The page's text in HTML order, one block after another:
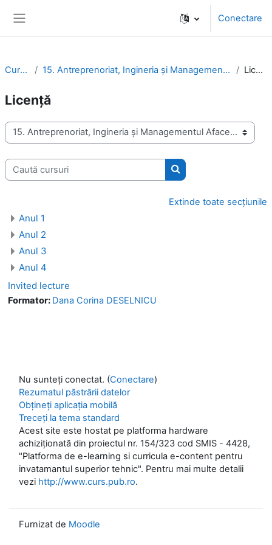
Conectare
Cursuri 15. Antreprenoriat, Ingineria şi Managementul Afacerilor Licenţă
Licenţă
Categorii curs
Caută cursuri
Caută cursuri
Extinde toate secțiunile
Anul 1
Anul 2
Anul 3
Anul 4
Invited lecture
Formator: Dana Corina DESELNICU
Nu sunteți conectat. (Conectare)
Rezumatul păstrării datelor
Obțineți aplicația mobilă
Treceți la tema standard
Acest site este hostat pe platforma hardware
achiziționată din proiectul nr. 154/323 cod SMIS - 4428,
"Platforma de e-learning si curricula e-content pentru
invatamantul superior tehnic". Pentru mai multe detalii
vezi http://www.curs.pub.ro.
Furnizat de Moodle